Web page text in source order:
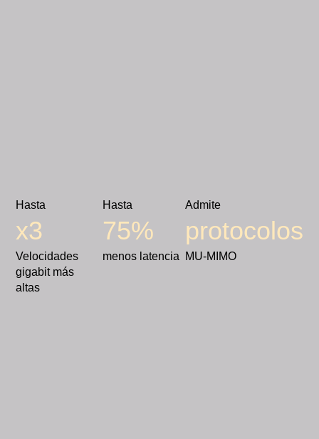
x3
Velocidades
gigabit más
altas
75%
menos latencia
protocolos
MU-MIMO